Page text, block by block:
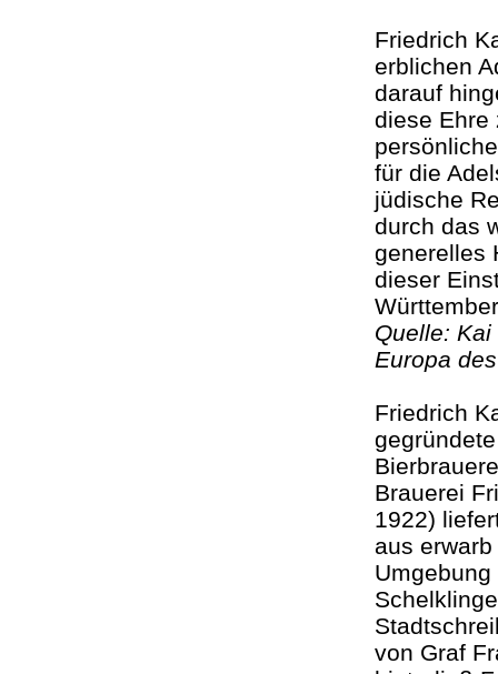
Friedrich
erblichen
darauf
diese Ehre
für die
jüdische
durch das
generelles
dieser
Quelle:
Europa
Friedrich
Brauerei
1922)
aus
von Graf